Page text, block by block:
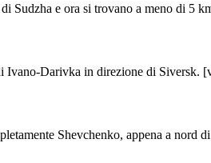
e ora si trovano a meno di 5
Darivka in direzione di Siversk.
Shevchenko, appena a nord